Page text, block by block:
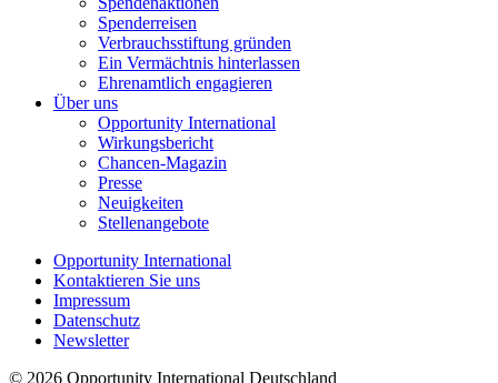
Spenderreisen
Verbrauchsstiftung gründen
Ein Vermächtnis hinterlassen
Ehrenamtlich engagieren
Über uns
Opportunity International
Wirkungsbericht
Chancen-Magazin
Presse
Neuigkeiten
Stellenangebote
Opportunity International
Kontaktieren Sie uns
Impressum
Datenschutz
Newsletter
© 2026 Opportunity International Deutschland